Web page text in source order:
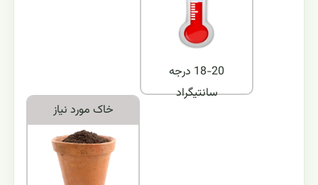
18-20 درجه
سانتیگراد
خاک مورد نياز